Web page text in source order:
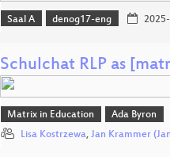
Saal A denog17-eng
Schulchat RLP as
Matrix in Education Ada Byron
Lisa Kostrzewa, Jan Krammer